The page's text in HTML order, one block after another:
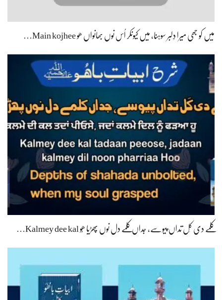
میں کو جھی میرا دِلبر سوہنا، میں کیونکر اُس نوں بھانواں ھو Main kojhee…
کلمے دی کَل تداں پیوسے، جداں کلمے دل نوں پھڑیا ھُو Kalmey dee kal…